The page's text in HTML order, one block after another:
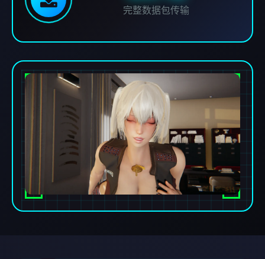
完整数据包传输